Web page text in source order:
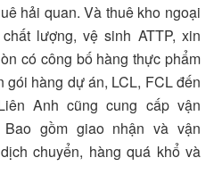
hải quan. Và thuê kho ngoại
lượng, vệ sinh ATTP, xin
có công bố hàng thực phẩm
gói hàng dự án, LCL, FCL đến
Anh cũng cung cấp vận
gồm giao nhận và vận
chuyển, hàng quá khổ và